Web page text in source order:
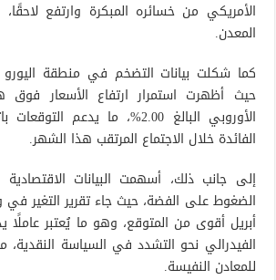
الأمريكي من خسائره المبكرة وارتفع
المعدن.
كما شكلت بيانات التضخم في منطقة
حيث أظهرت استمرار ارتفاع الأسعار فوق
الأوروبي البالغ 2.00%، ما يدعم
الفائدة خلال الاجتماع المرتقب هذا الشهر.
إلى جانب ذلك، أسهمت البيانات الاقتصادية
أبريل أقوى من المتوقع، وهو ما يُعتبر عاملًا
الفيدرالي نحو التشدد في السياسة النقدية،
للمعادن النفيسة.